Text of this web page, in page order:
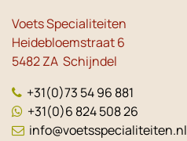
Voets Specialiteiten
Heidebloemstraat 6
5482 ZA Schijndel
+31(0)73 54 96 881
+31(0)6 824 508 26
info@voetsspecialiteiten.nl